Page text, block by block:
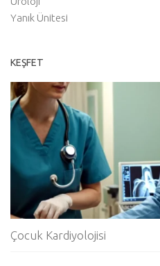
Yanık Ünitesi
KEŞFET
Çocuk Kardiyolojisi